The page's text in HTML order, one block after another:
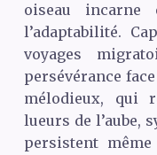
oiseau incarne
l’adaptabilité.
voyages
persévérance
mélodieux, qui
lueurs de l’aube,
persistent